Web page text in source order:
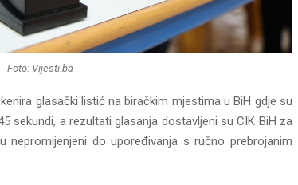
Foto: Vijesti.ba
glasački listić na biračkim mjestima u BiH gdje su
sekundi, a rezultati glasanja dostavljeni su CIK BiH za
do upoređivanja s ručno prebrojanim